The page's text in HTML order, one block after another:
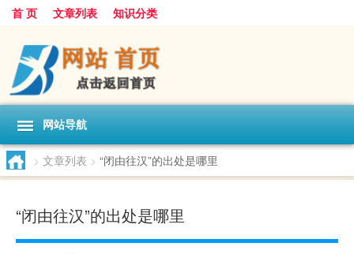
首 页 文章列表 知识分类
网站导航
> 文章列表 > “闭由往汉”的出处是哪里
“闭由往汉”的出处是哪里